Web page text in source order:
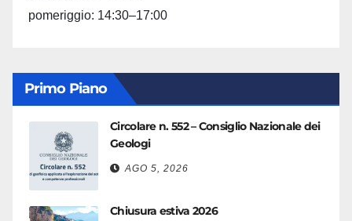
pomeriggio: 14:30–17:00
Primo Piano
Circolare n. 552 – Consiglio Nazionale dei
Geologi
AGO 5, 2026
Chiusura estiva 2026